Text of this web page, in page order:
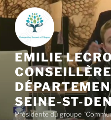
Aller
au
contenu
principal
EMILIE
CONSEILLÈRE
SEINE-ST-
Présidente du groupe